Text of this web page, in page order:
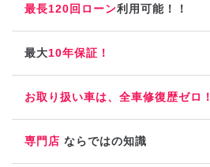
最長120回ローン利用可能！！
最大10年保証！
お取り扱い車は、全車修復歴ゼロ！
専門店 ならではの知識